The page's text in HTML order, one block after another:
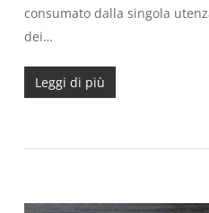
consumato dalla singola
dei…
Leggi di più